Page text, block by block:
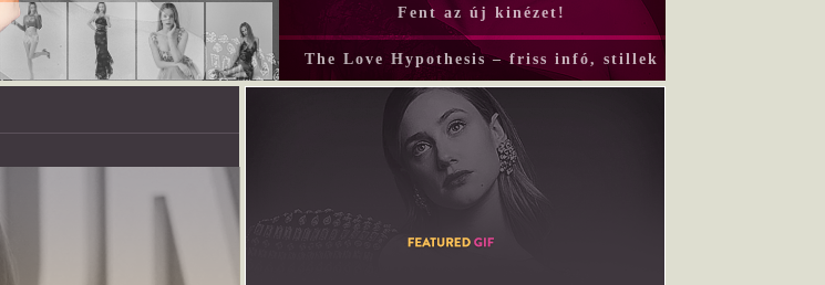
Fent az új kinézet!
The Love Hypothesis – friss infó, stillek